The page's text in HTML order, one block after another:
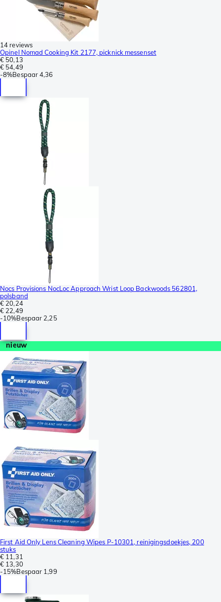
14 reviews
Opinel Nomad Cooking Kit 2177, picknick messenset
€ 50,13
€ 54,49
-8%Bespaar4,36
Nocs Provisions NocLoc Approach Wrist Loop Backwoods 562801,
polsband
€ 20,24
€ 22,49
-10%Bespaar 2,25
nieuw
First Aid Only Lens Cleaning Wipes P-10301, reinigingsdoekjes, 200
stuks
€ 11,31
€ 13,30
-15%Bespaar 1,99